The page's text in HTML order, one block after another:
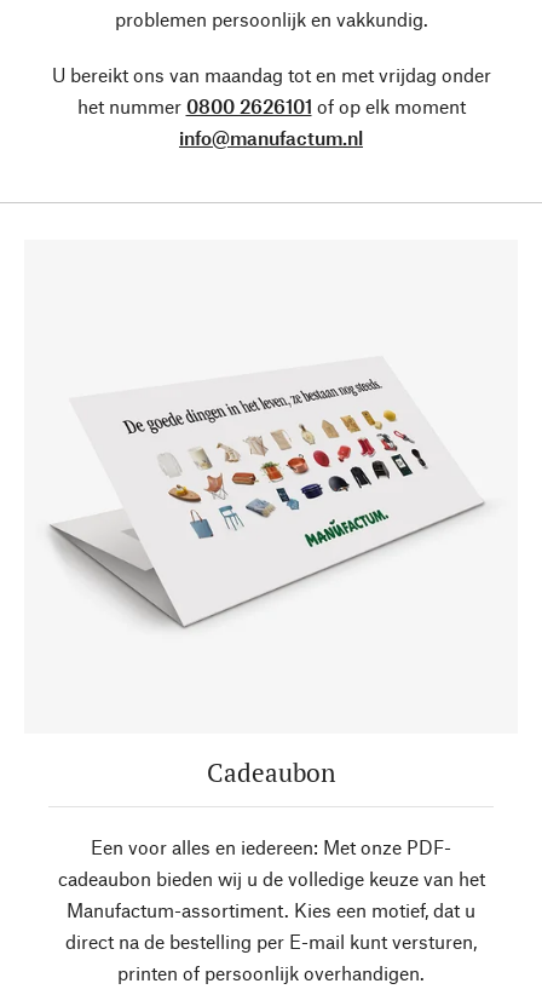
problemen persoonlijk en vakkundig.
U bereikt ons van maandag tot en met vrijdag onder
het nummer 0800 2626101 of op elk moment
info@manufactum.nl
Cadeaubon
Een voor alles en iedereen: Met onze PDF-
cadeaubon bieden wij u de volledige keuze van het
Manufactum-assortiment. Kies een motief, dat u
direct na de bestelling per E-mail kunt versturen,
printen of persoonlijk overhandigen.